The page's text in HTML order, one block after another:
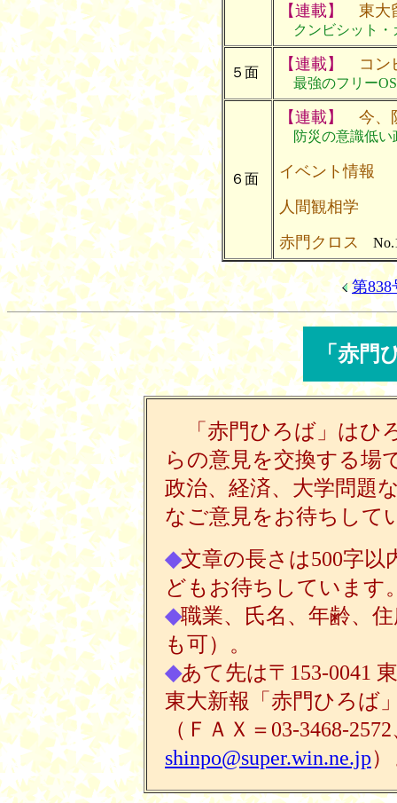
【連載】 東大
クンビシット・
５面 【連載】 コン
最強のフリー
６面
【連載】 今、
防災の意識低い
イベント情報
人間観相学
赤門クロス
第838
「赤門
「赤門ひろば」はひ
らの意見を交換する場
政治、経済、大学問題
なご意見をお待ちして
◆文章の長さは500字以
どもお待ちしています
◆職業、氏名、年齢、
も可）。
◆あて先は〒153-0041
東大新報「赤門ひろば
（ＦＡＸ＝03-3468-
shinpo@super.win.ne.jp